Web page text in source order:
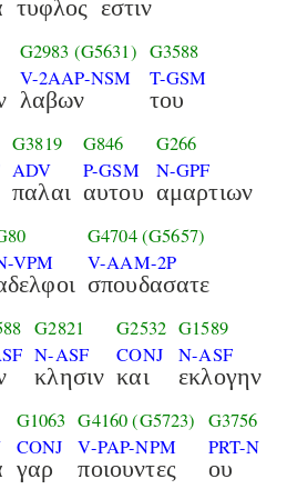
τυφλος εστιν
G2983 (G5631)
V-2AAP-NSM
λαβων
G3588
T-GSM
του
G3819
ADV
παλαι
G846
P-GSM
αυτου
G266
N-GPF
αμαρτιων
VPM
G4704(G5657)
V-AAM-2P
σπουδασατε
G2821
N-ASF
κλησιν
G2532
CONJ
και
G1589
N-ASF
εκλογην
G1063
CONJ
γαρ
G4160 (G5723)
V-PAP-NPM
ποιουντες
G3756
PRT-N
ου